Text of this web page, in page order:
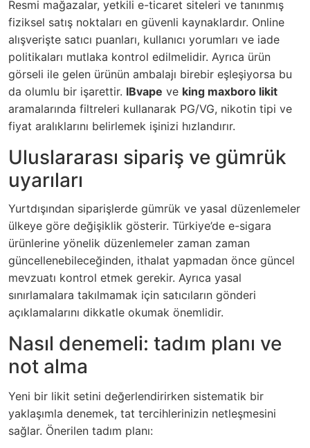
Resmi mağazalar, yetkili e-ticaret siteleri ve tanınmış
fiziksel satış noktaları en güvenli kaynaklardır. Online
alışverişte satıcı puanları, kullanıcı yorumları ve iade
politikaları mutlaka kontrol edilmelidir. Ayrıca ürün
görseli ile gelen ürünün ambalajı birebir eşleşiyorsa bu
da olumlu bir işarettir. IBvape ve king maxboro likit
aramalarında filtreleri kullanarak PG/VG, nikotin tipi ve
fiyat aralıklarını belirlemek işinizi hızlandırır.
Uluslararası sipariş ve gümrük
uyarıları
Yurtdışından siparişlerde gümrük ve yasal düzenlemeler
ülkeye göre değişiklik gösterir. Türkiye’de e-sigara
ürünlerine yönelik düzenlemeler zaman zaman
güncellenebileceğinden, ithalat yapmadan önce güncel
mevzuatı kontrol etmek gerekir. Ayrıca yasal
sınırlamalara takılmamak için satıcıların gönderi
açıklamalarını dikkatle okumak önemlidir.
Nasıl denemeli: tadım planı ve
not alma
Yeni bir likit setini değerlendirirken sistematik bir
yaklaşımla denemek, tat tercihlerinizin netleşmesini
sağlar. Önerilen tadım planı: